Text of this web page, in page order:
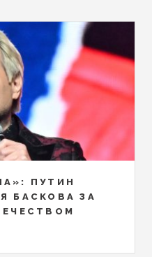
ПУТИН
БАСКОВА ЗА